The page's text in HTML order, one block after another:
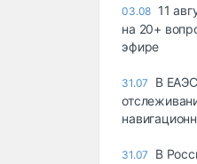
03.08 11
на 20+
эфире
31.07
В
31.07
В